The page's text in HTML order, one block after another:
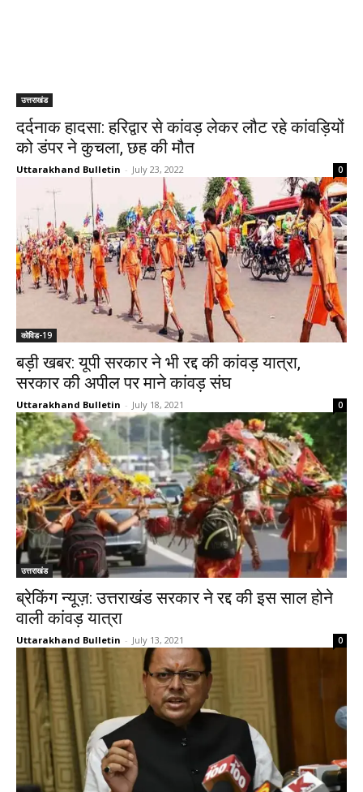
उत्तराखंड
दर्दनाक हादसा: हरिद्वार से कांवड़ लेकर लौट रहे कांवड़ियों
को डंपर ने कुचला, छह की मौत
Uttarakhand Bulletin - July 23, 2022 0
कोविड-19
बड़ी खबर: यूपी सरकार ने भी रद्द की कांवड़ यात्रा,
सरकार की अपील पर माने कांवड़ संघ
Uttarakhand Bulletin - July 18, 2021 0
उत्तराखंड
ब्रेकिंग न्यूज़: उत्तराखंड सरकार ने रद्द की इस साल होने
वाली कांवड़ यात्रा
Uttarakhand Bulletin - July 13, 2021 0